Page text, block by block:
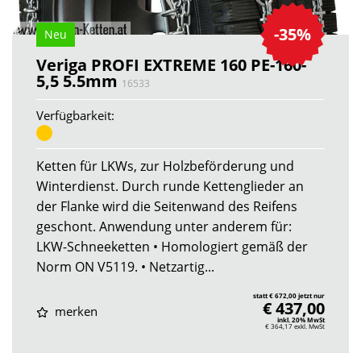
-35%
Neu
Veriga PROFI EXTREME 160 PE-160-
5,5 5.5mm 16533
Verfügbarkeit:
Ketten für LKWs, zur Holzbeförderung und
Winterdienst. Durch runde Kettenglieder an
der Flanke wird die Seitenwand des Reifens
geschont. Anwendung unter anderem für:
LKW-Schneeketten • Homologiert gemäß der
Norm ON V5119. • Netzartig...
merken
statt € 672,00 jetzt nur
€ 437,00
inkl. 20% MwSt
€ 364,17exkl. MwSt